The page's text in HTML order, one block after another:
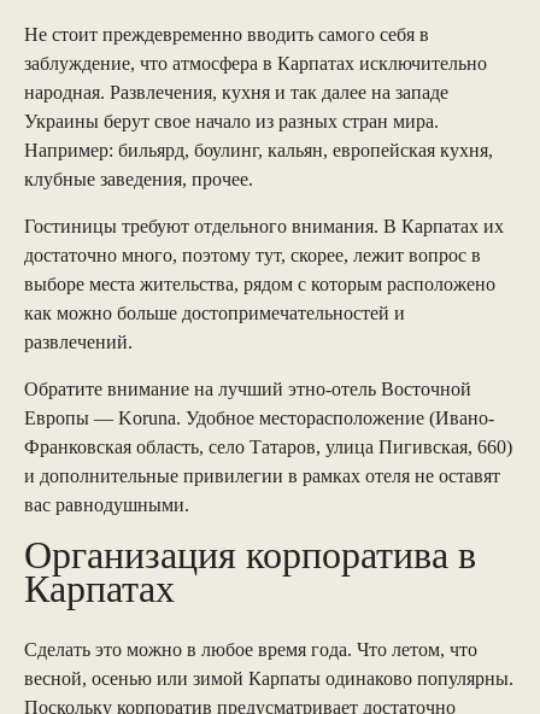
Не стоит преждевременно вводить самого себя в
заблуждение, что атмосфера в Карпатах исключительно
народная. Развлечения, кухня и так далее на западе
Украины берут свое начало из разных стран мира.
Например: бильярд, боулинг, кальян, европейская кухня,
клубные заведения, прочее.
Гостиницы требуют отдельного внимания. В Карпатах их
достаточно много, поэтому тут, скорее, лежит вопрос в
выборе места жительства, рядом с которым расположено
как можно больше достопримечательностей и
развлечений.
Обратите внимание на лучший этно-отель Восточной
Европы — Koruna. Удобное месторасположение (Ивано-
Франковская область, село Татаров, улица Пигивская, 660)
и дополнительные привилегии в рамках отеля не оставят
вас равнодушными.
Организация корпоратива в
Карпатах
Сделать это можно в любое время года. Что летом, что
весной, осенью или зимой Карпаты одинаково популярны.
Поскольку корпоратив предусматривает достаточно